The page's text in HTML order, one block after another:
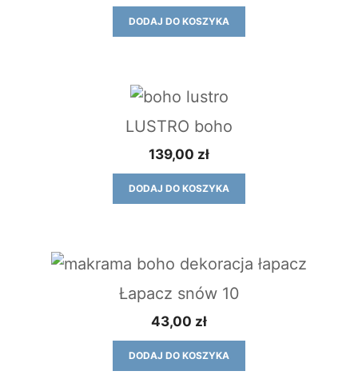
DODAJ DO KOSZYKA
LUSTRO boho
139,00 zł
DODAJ DO KOSZYKA
Łapacz snów 10
43,00 zł
DODAJ DO KOSZYKA